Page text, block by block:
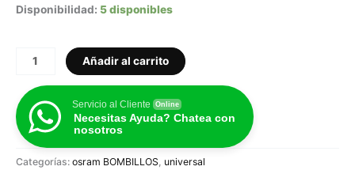
Disponibilidad: 5 disponibles
Añadir al carrito
Servicio al Cliente Online
Necesitas Ayuda? Chatea con
nosotros
Categorías: osram BOMBILLOS, universal